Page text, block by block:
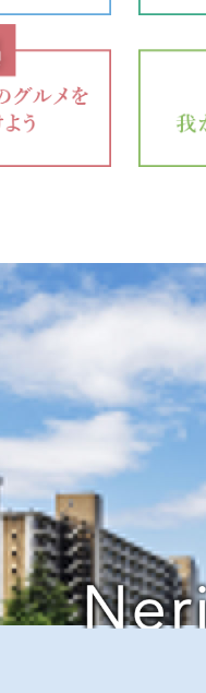
をリニューアルしました。
）
につきましては、1月9